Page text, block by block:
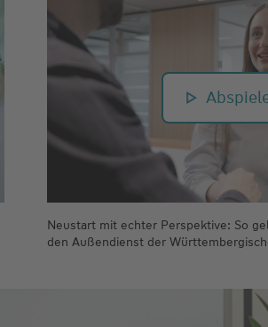
Neustart mit echter Perspektive: So
den Außendienst der